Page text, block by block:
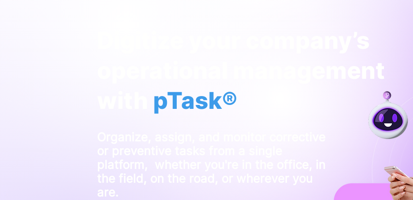
operational management
pTask®
platform, whether you're in the office, in
the field, on the road, or wherever you
are.